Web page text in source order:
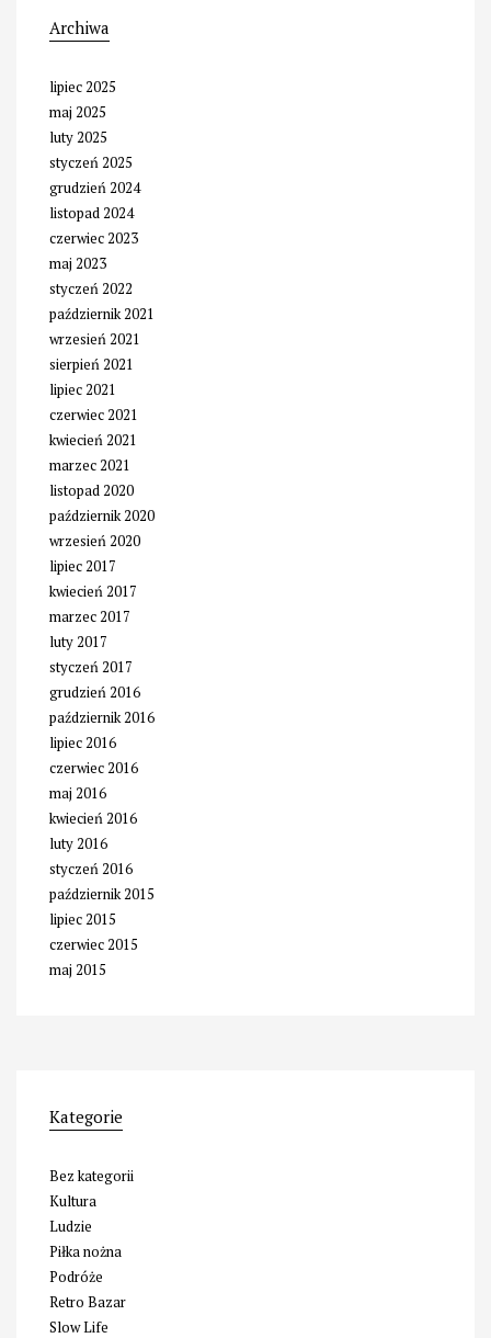
Archiwa
lipiec 2025
maj 2025
luty 2025
styczeń 2025
grudzień 2024
listopad 2024
czerwiec 2023
maj 2023
styczeń 2022
październik 2021
wrzesień 2021
sierpień 2021
lipiec 2021
czerwiec 2021
kwiecień 2021
marzec 2021
listopad 2020
październik 2020
wrzesień 2020
lipiec 2017
kwiecień 2017
marzec 2017
luty 2017
styczeń 2017
grudzień 2016
październik 2016
lipiec 2016
czerwiec 2016
maj 2016
kwiecień 2016
luty 2016
styczeń 2016
październik 2015
lipiec 2015
czerwiec 2015
maj 2015
Kategorie
Bez kategorii
Kultura
Ludzie
Piłka nożna
Podróże
Retro Bazar
Slow Life